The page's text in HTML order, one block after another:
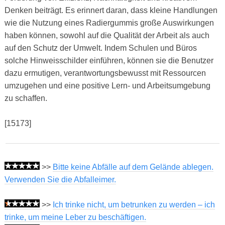
Denken beiträgt. Es erinnert daran, dass kleine Handlungen
wie die Nutzung eines Radiergummis große Auswirkungen
haben können, sowohl auf die Qualität der Arbeit als auch
auf den Schutz der Umwelt. Indem Schulen und Büros
solche Hinweisschilder einführen, können sie die Benutzer
dazu ermutigen, verantwortungsbewusst mit Ressourcen
umzugehen und eine positive Lern- und Arbeitsumgebung
zu schaffen.
[15173]
>> Bitte keine Abfälle auf dem Gelände ablegen.
Verwenden Sie die Abfalleimer.
>> Ich trinke nicht, um betrunken zu werden – ich
trinke, um meine Leber zu beschäftigen.